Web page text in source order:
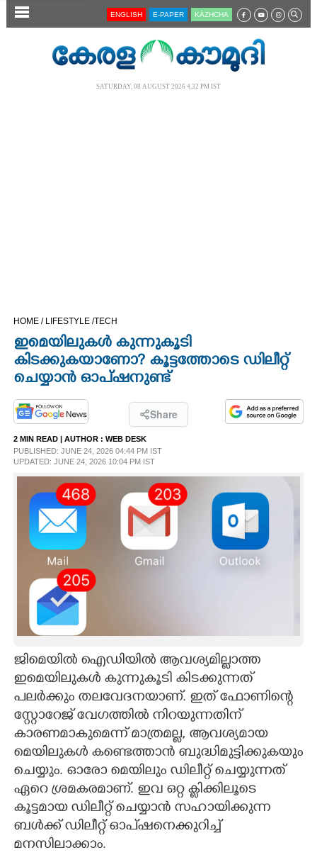
SECTIONS
OPINION
PHOTOS
LIFESTYLE
SPIRITUAL
INFO+
ASTRO
CARTOONS
LITERATURE
ENGLISH E-PAPER KĀZHCHA
SATURDAY, 08 AUGUST 2026 4.32 PM IST
HOME / LIFESTYLE /TECH
ഇമെയിലുകൾ കുന്നുകൂടി
കിടക്കുകയാണോ?​ കൂട്ടത്തോടെ ഡിലീറ്റ്
ചെയ്യാൻ ഓപ്‌ഷനുണ്ട്
Share
2 MIN READ | AUTHOR : WEB DESK
PUBLISHED: JUNE 24, 2026 04:44 PM IST
UPDATED: JUNE 24, 2026 10:04 PM IST
ജിമെയിൽ ഐഡിയിൽ ആവശ്യമില്ലാത്ത
ഇമെയിലുകൾ കുന്നുകൂടി കിടക്കുന്നത്
പലർക്കും തലവേദനയാണ്. ഇത് ഫോണിന്റെ
സ്റ്റോറേജ് വേഗത്തിൽ നിറയുന്നതിന്
കാരണമാകുമെന്ന് മാത്രമല്ല, ആവശ്യമായ
മെയിലുകൾ കണ്ടെത്താൻ ബുദ്ധിമുട്ടിക്കുകയും
ചെയ്യും. ഓരോ മെയിലും ഡിലീറ്റ് ചെയ്യുന്നത്
ഏറെ ശ്രമകരമാണ്. ഇവ ഒറ്റ ക്ളിക്കിലൂടെ
കൂട്ടമായ ഡിലീറ്റ് ചെയ്യാൻ സഹായിക്കുന്ന
ബൾക്ക് ഡിലീറ്റ് ഓപ്‌ഷനെക്കുറിച്ച്
മനസിലാക്കാം.